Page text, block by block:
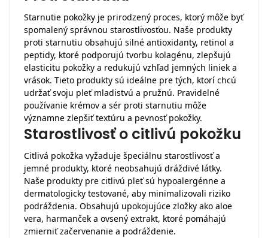
Starnutie pokožky je prirodzený proces, ktorý môže byť
spomalený správnou starostlivosťou. Naše produkty
proti starnutiu obsahujú silné antioxidanty, retinol a
peptidy, ktoré podporujú tvorbu kolagénu, zlepšujú
elasticitu pokožky a redukujú vzhľad jemných liniek a
vrások. Tieto produkty sú ideálne pre tých, ktorí chcú
udržať svoju pleť mladistvú a pružnú. Pravidelné
používanie krémov a sér proti starnutiu môže
významne zlepšiť textúru a pevnosť pokožky.
Starostlivosť o citlivú pokožku
Citlivá pokožka vyžaduje špeciálnu starostlivosť a
jemné produkty, ktoré neobsahujú dráždivé látky.
Naše produkty pre citlivú pleť sú hypoalergénne a
dermatologicky testované, aby minimalizovali riziko
podráždenia. Obsahujú upokojujúce zložky ako aloe
vera, harmanček a ovsený extrakt, ktoré pomáhajú
zmierniť začervenanie a podráždenie.